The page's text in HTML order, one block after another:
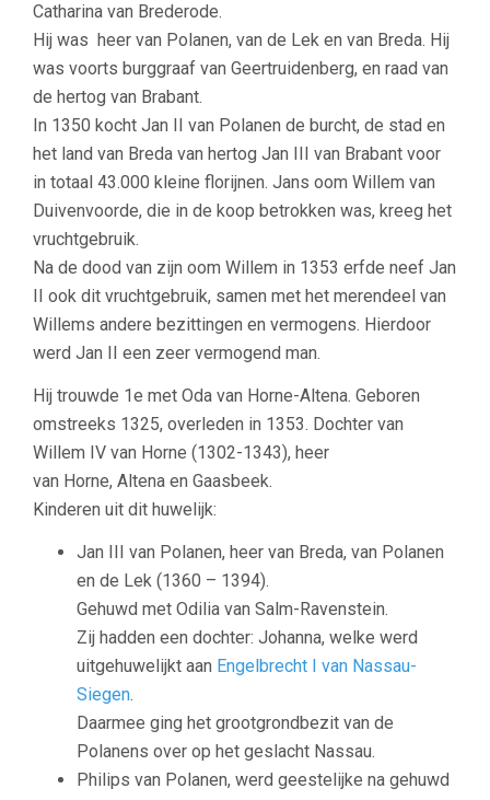
Catharina van Brederode.
Hij was heer van Polanen, van de Lek en van Breda. Hij
was voorts burggraaf van Geertruidenberg, en raad van
de hertog van Brabant.
In 1350 kocht Jan II van Polanen de burcht, de stad en
het land van Breda van hertog Jan III van Brabant voor
in totaal 43.000 kleine florijnen. Jans oom Willem van
Duivenvoorde, die in de koop betrokken was, kreeg het
vruchtgebruik.
Na de dood van zijn oom Willem in 1353 erfde neef Jan
II ook dit vruchtgebruik, samen met het merendeel van
Willems andere bezittingen en vermogens. Hierdoor
werd Jan II een zeer vermogend man.
Hij trouwde 1e met Oda van Horne-Altena. Geboren
omstreeks 1325, overleden in 1353. Dochter van
Willem IV van Horne (1302-1343), heer
van Horne, Altena en Gaasbeek.
Kinderen uit dit huwelijk:
Jan III van Polanen, heer van Breda, van Polanen
en de Lek (1360 – 1394).
Gehuwd met Odilia van Salm-Ravenstein.
Zij hadden een dochter: Johanna, welke werd
uitgehuwelijkt aan Engelbrecht I van Nassau-
Siegen.
Daarmee ging het grootgrondbezit van de
Polanens over op het geslacht Nassau.
Philips van Polanen, werd geestelijke na gehuwd